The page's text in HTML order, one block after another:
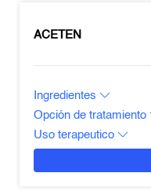
ACETEN
Ingredientes
Opción de tratamiento
Uso terapeutico